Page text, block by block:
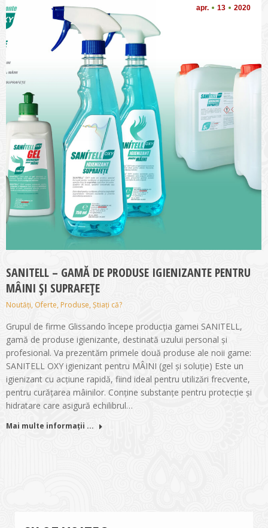
apr. 13 2020
SANITELL – GAMĂ DE PRODUSE IGIENIZANTE PENTRU
MÂINI ȘI SUPRAFEȚE
Noutăți, Oferte,Produse,Știați că?
Grupul de firme Glissando începe producția gamei SANITELL,
gamă de produse igienizante, destinată uzului personal și
profesional. Va prezentăm primele două produse ale noii game:
SANITELL OXY igienizant pentru MÂINI (gel și soluție) Este un
igienizant cu acțiune rapidă, fiind ideal pentru utilizări frecvente,
pentru curățarea mâinilor. Conține substanțe pentru protecție și
hidratare care asigură echilibrul…
Mai multe informații ...